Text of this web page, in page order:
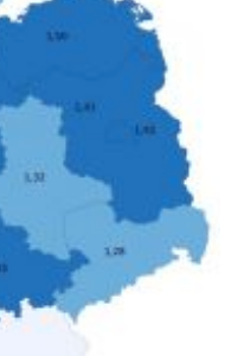
Personen mit
der Verteilung der
einen moderaten
bei